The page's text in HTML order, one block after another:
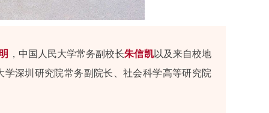
，中国人民大学常务副校长朱信凯以及来自校地
深圳研究院常务副院长、社会科学高等研究院